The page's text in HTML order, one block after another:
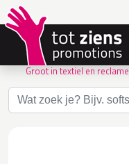
Groot in textiel en reclame